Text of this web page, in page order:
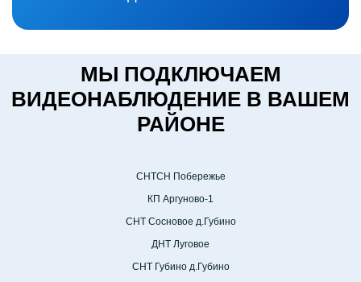
МЫ ПОДКЛЮЧАЕМ
ВИДЕОНАБЛЮДЕНИЕ В ВАШЕМ
РАЙОНЕ
СНТСН Побережье
КП Аргуново-1
СНТ Сосновое д.Губино
ДНТ Луговое
СНТ Губино д.Губино